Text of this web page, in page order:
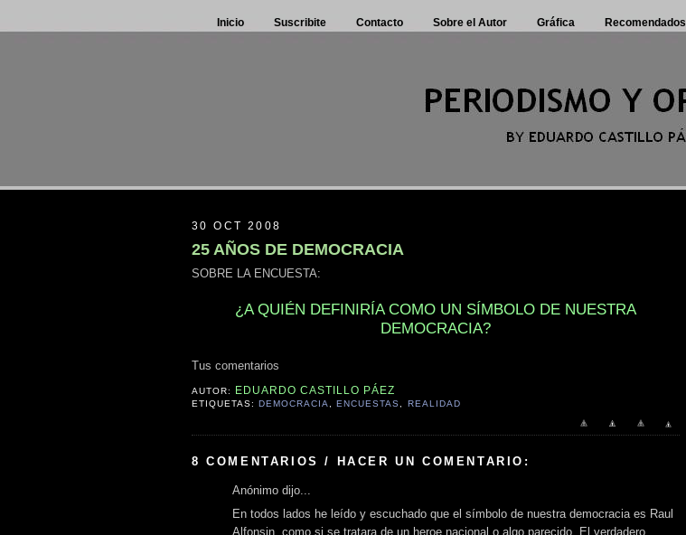
Inicio Suscribite Contacto Sobre el Autor Gráfica Recomendados
30 OCT 2008
25 AÑOS DE DEMOCRACIA
SOBRE LA ENCUESTA:
¿A QUIÉN DEFINIRÍA COMO UN SÍMBOLO DE NUESTRA
DEMOCRACIA?
Tus comentarios
AUTOR: EDUARDO CASTILLO PÁEZ
ETIQUETAS:DEMOCRACIA ,ENCUESTAS REALIDAD
8 COMENTARIOS / HACER UN COMENTARIO:
Anónimo dijo...
En todos lados he leído y escuchado que el símbolo de nuestra democracia es Raul
Alfonsin, como si se tratara de un heroe nacional o algo parecido. El verdadero